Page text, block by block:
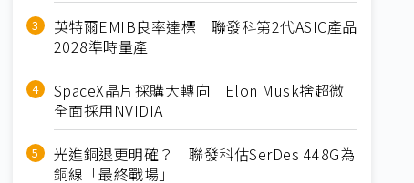
英特爾EMIB良率達標 聯發科第2代ASIC產品
2028準時量產
SpaceX晶片採購大轉向 Elon Musk捨超微
全面採用NVIDIA
光進銅退更明確？ 聯發科估SerDes 448G為
銅線「最終戰場」